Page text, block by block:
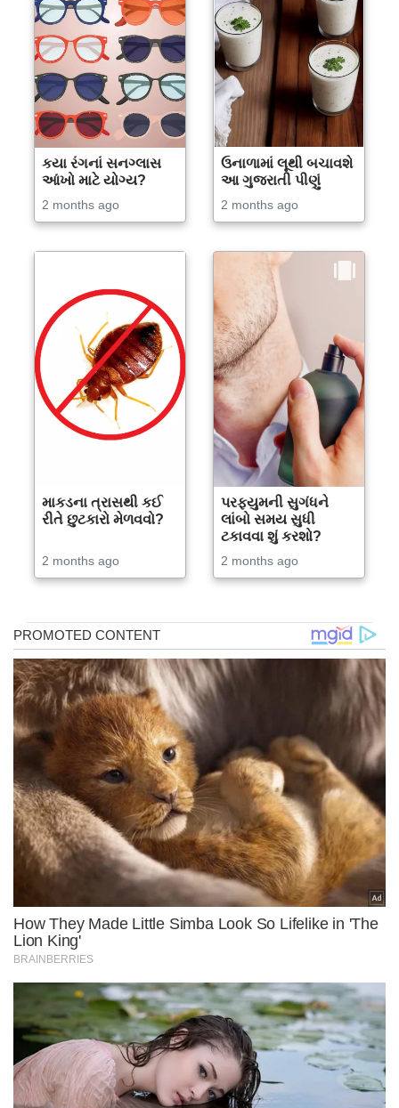
કયા રંગનાં સનગ્લાસ
આંખો માટે યોગ્ય?
2 months ago
ઉનાળામાં લૂથી બચાવશે
આ ગુજરાતી પીણું
2 months ago
માકડના ત્રાસથી કઈ
રીતે છુટકારો મેળવવો?
2 months ago
પરફ્યુમની સુગંધને
લાંબો સમય સુધી
ટકાવવા શું કરશો?
2 months ago